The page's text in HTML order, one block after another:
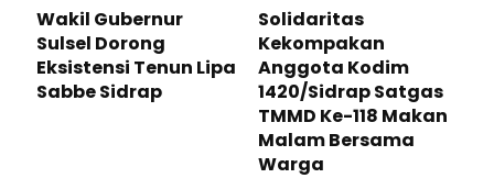
Wakil Gubernur
Sulsel Dorong
Eksistensi Tenun Lipa
Sabbe Sidrap
Solidaritas
Kekompakan
Anggota Kodim
1420/Sidrap Satgas
TMMD Ke-118 Makan
Malam Bersama
Warga